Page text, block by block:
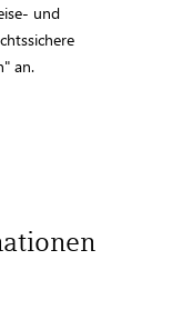
und
an.